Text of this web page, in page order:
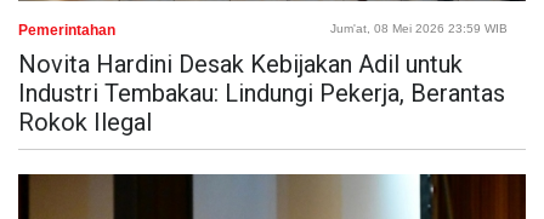
Pemerintahan Jum'at, 08 Mei 2026 23:59 WIB
Novita Hardini Desak Kebijakan Adil untuk
Industri Tembakau: Lindungi Pekerja, Berantas
Rokok Ilegal